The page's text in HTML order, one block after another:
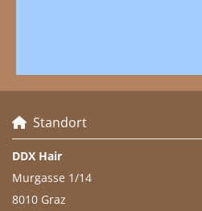
 Standort
DDX Hair
Murgasse 1/14
8010 Graz